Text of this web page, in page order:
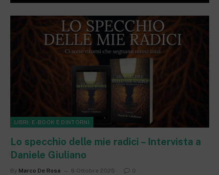
LIBRI, E-BOOK E DINTORNI
Lo specchio delle mie radici – Intervista a
Daniele Giuliano
By Marco De Rosa 6 Ottobre 2025 0